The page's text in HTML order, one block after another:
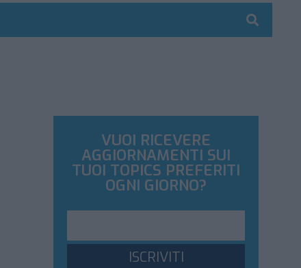
VUOI RICEVERE
AGGIORNAMENTI SUI
TUOI TOPICS PREFERITI
OGNI GIORNO?
ISCRIVITI